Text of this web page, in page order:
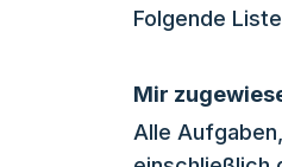
Folgende
Mir
Alle